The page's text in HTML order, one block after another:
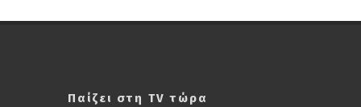
Παίζει στη TV τώρα